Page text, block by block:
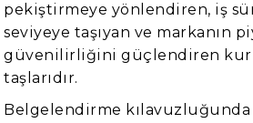
pekiştirmeye yönlendiren, iş
seviyeye taşıyan ve markanın
güvenilirliğini güçlendiren
taşlarıdır.
Belgelendirme